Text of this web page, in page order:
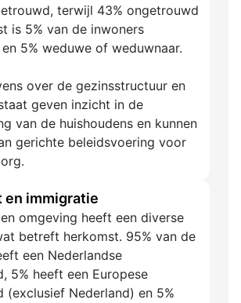
terwijl 43% ongetrouwd
is 5% van de inwoners
5% weduwe of weduwnaar.
over de gezinsstructuur en
geven inzicht in de
van de huishoudens en kunnen
gerichte beleidsvoering voor
en immigratie
omgeving heeft een diverse
betreft herkomst. 95% van de
een Nederlandse
5% heeft een Europese
(exclusief Nederland) en 5%